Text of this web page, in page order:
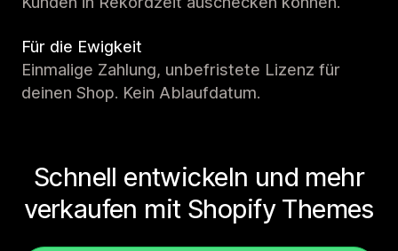
Für die Ewigkeit
Einmalige Zahlung, unbefristete Lizenz für
deinen Shop. Kein Ablaufdatum.
Schnell entwickeln und mehr
verkaufen mit Shopify Themes